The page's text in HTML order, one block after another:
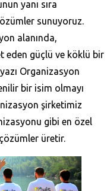
yanı sıra
sunuyoruz.
alanında,
eden güçlü ve köklü bir
Organizasyon
bir isim olmayı
şirketimiz
gibi en özel
üretir.